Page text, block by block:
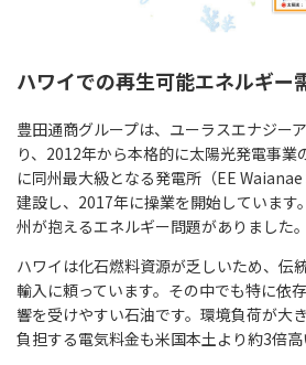
ハワイでの再生可能エネルギー
豊田通商グループは、ユーラスエナジー
り、2012年から本格的に太陽光発電事
に同州最大級となる発電所（EE
建設し、2017年に操業を開始しています
州が抱えるエネルギー問題がありました。
ハワイは化石燃料資源が乏しいため、伝
輸入に頼っています。その中でも特に依
響を受けやすい石油です。環境負荷が大
負担する電気料金も米国本土より約3倍高